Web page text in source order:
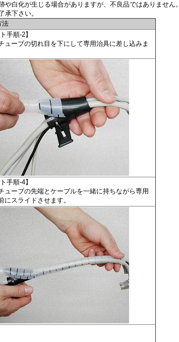
白化が生じる場合がありますが、不良品ではありません。
承下さい。
法
手順-2】
ューブの切れ目を下にして専用治具に差し込みま
手順-4】
ューブの先端とケーブルを一緒に持ちながら専用
にスライドさせます。